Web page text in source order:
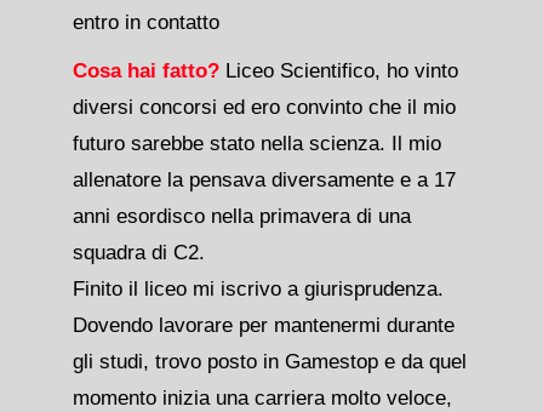
entro in contatto
Cosa hai fatto? Liceo Scientifico, ho vinto
diversi concorsi ed ero convinto che il mio
futuro sarebbe stato nella scienza. Il mio
allenatore la pensava diversamente e a 17
anni esordisco nella primavera di una
squadra di C2.
Finito il liceo mi iscrivo a giurisprudenza.
Dovendo lavorare per mantenermi durante
gli studi, trovo posto in Gamestop e da quel
momento inizia una carriera molto veloce,